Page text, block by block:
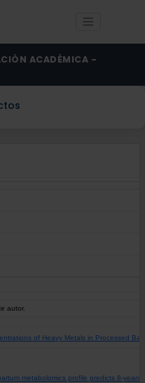
ACADÉMICA -
autor.
of Heavy Metals in Processed
metabolomics profile predicts 8-